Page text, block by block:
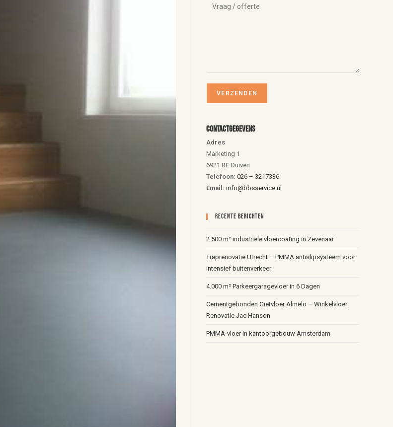
Contactgegevens
Adres
Marketing 1
6921 RE Duiven
Telefoon:026 – 3217336
Email: info@bbsservice.nl
Recente Berichten
2.500 m² industriële vloercoating in Zevenaar
Traprenovatie Utrecht – PMMA antislipsysteem voor
intensief buitenverkeer
4.000 m² Parkeergaragevloer in 6 Dagen
Cementgebonden Gietvloer Almelo – Winkelvloer
Renovatie Jac Hanson
PMMA-vloer in kantoorgebouw Amsterdam